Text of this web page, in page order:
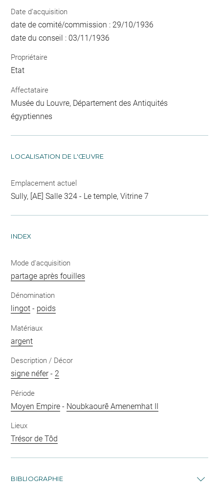
Date d’acquisition
date de comité/commission : 29/10/1936
date du conseil : 03/11/1936
Propriétaire
Etat
Affectataire
Musée du Louvre, Département des Antiquités
égyptiennes
LOCALISATION DE L'ŒUVRE
Emplacement actuel
Sully, [AE] Salle 324 - Le temple, Vitrine 7
INDEX
Mode d'acquisition
partage après fouilles
Dénomination
lingot - poids
Matériaux
argent
Description / Décor
signe néfer- 2
Période
Moyen Empire - Noubkaourê Amenemhat II
Lieux
Trésor de Tôd
BIBLIOGRAPHIE